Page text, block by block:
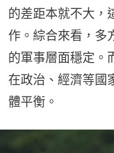
的差距本就不大，
作。綜合來看，多
的軍事層面穩定。
在政治、經濟等國
體平衡。